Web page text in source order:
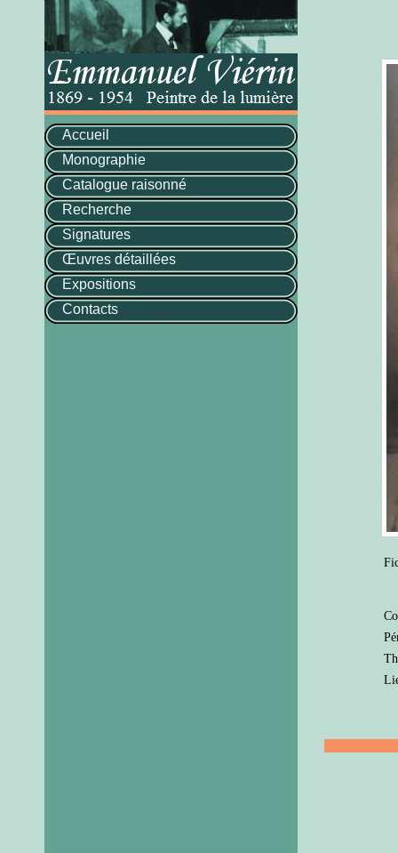
Accueil
Monographie
Catalogue raisonné
Recherche
Signatures
Œuvres détaillées
Expositions
Contacts